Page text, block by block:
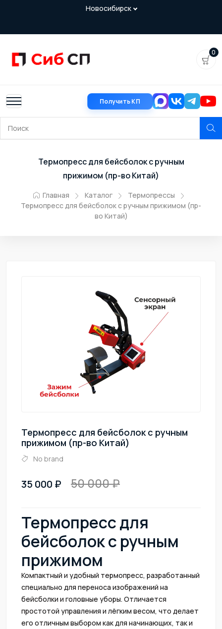
0
Получить КП
Термопресс для бейсболок с ручным
прижимом (пр-во Китай)
Главная Каталог
Термопрессы
Термопресс для бейсболок с ручным прижимом (пр-
во Китай)
Термопресс для бейсболок с ручным
прижимом (пр-во Китай)
No brand
35 000 50 000
Термопресс для
бейсболок с ручным
прижимом
Компактный и удобный термопресс, разработанный
специально для переноса изображений на
бейсболки и головные уборы. Отличается
простотой управления и лёгким весом, что делает
его отличным выбором как для начинающих, так и